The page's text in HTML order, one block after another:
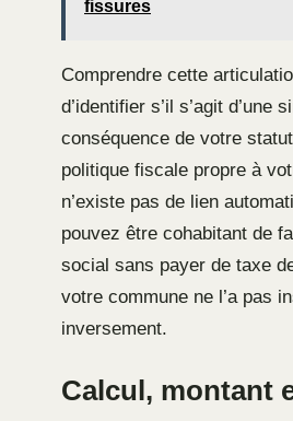
fissures
Comprendre cette
d’identifier s’il s’agit d’une
conséquence de votre
politique fiscale propre à
n’existe pas de lien
pouvez être cohabitant de
social sans payer de taxe
votre commune ne l’a pas
inversement.
Calcul, montant